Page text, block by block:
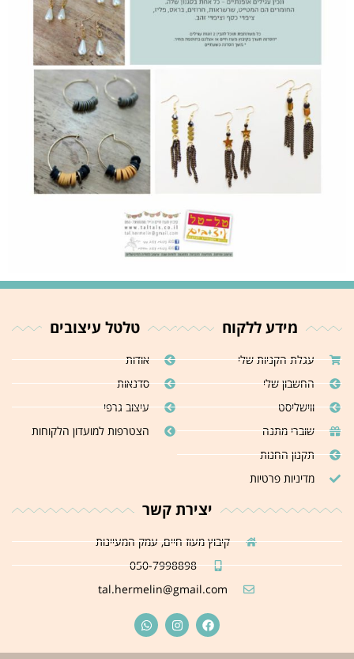
מידע ללקוח
עגלת הקניות שלי
החשבון שלי
ווישליסט
שוברי מתנה
תקנון החנות
מדיניות פרטיות
טלטל עיצובים
אודות
סדנאות
עיצוב גרפי
הצטרפות למועדון הלקוחות
יצירת קשר
קיבוץ מעוז חיים, עמק המעיינות
050-7998898
tal.hermelin@gmail.com